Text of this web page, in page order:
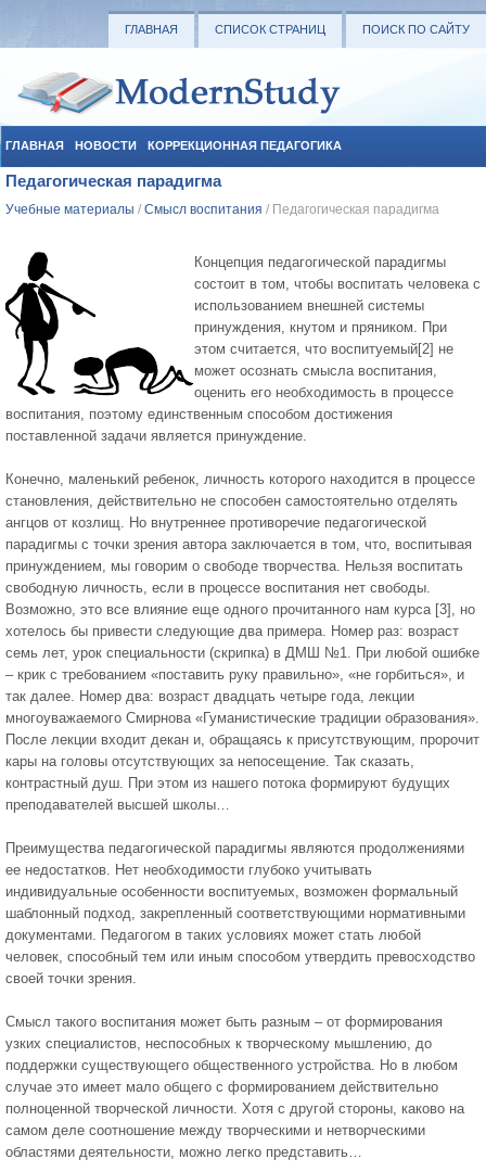
ГЛАВНАЯ СПИСОК СТРАНИЦ ПОИСК ПО САЙТУ
ГЛАВНАЯ НОВОСТИ КОРРЕКЦИОННАЯ ПЕДАГОГИКА
СОЦИАЛЬНАЯ ПЕДАГОГИКА УЧЕБНЫЕ МАТЕРИАЛЫ
Педагогическая парадигма
Учебные материалы / Смысл воспитания / Педагогическая парадигма
Концепция педагогической парадигмы
состоит в том, чтобы воспитать человека с
использованием внешней системы
принуждения, кнутом и пряником. При
этом считается, что воспитуемый[2] не
может осознать смысла воспитания,
оценить его необходимость в процессе
воспитания, поэтому единственным способом достижения
поставленной задачи является принуждение.
Конечно, маленький ребенок, личность которого находится в процессе
становления, действительно не способен самостоятельно отделять
ангцов от козлищ. Но внутреннее противоречие педагогической
парадигмы с точки зрения автора заключается в том, что, воспитывая
принуждением, мы говорим о свободе творчества. Нельзя воспитать
свободную личность, если в процессе воспитания нет свободы.
Возможно, это все влияние еще одного прочитанного нам курса [3], но
хотелось бы привести следующие два примера. Номер раз: возраст
семь лет, урок специальности (скрипка) в ДМШ №1. При любой ошибке
– крик с требованием «поставить руку правильно», «не горбиться», и
так далее. Номер два: возраст двадцать четыре года, лекции
многоуважаемого Смирнова «Гуманистические традиции образования».
После лекции входит декан и, обращаясь к присутствующим, пророчит
кары на головы отсутствующих за непосещение. Так сказать,
контрастный душ. При этом из нашего потока формируют будущих
преподавателей высшей школы…
Преимущества педагогической парадигмы являются продолжениями
ее недостатков. Нет необходимости глубоко учитывать
индивидуальные особенности воспитуемых, возможен формальный
шаблонный подход, закрепленный соответствующими нормативными
документами. Педагогом в таких условиях может стать любой
человек, способный тем или иным способом утвердить превосходство
своей точки зрения.
Смысл такого воспитания может быть разным – от формирования
узких специалистов, неспособных к творческому мышлению, до
поддержки существующего общественного устройства. Но в любом
случае это имеет мало общего с формированием действительно
полноценной творческой личности. Хотя с другой стороны, каково на
самом деле соотношение между творческими и нетворческими
областями деятельности, можно легко представить…